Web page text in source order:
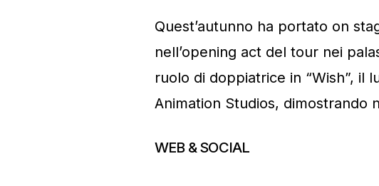
Quest’autunno ha portato on
nell’opening act del tour nei
ruolo di doppiatrice in “Wish”, il
Animation Studios, dimostrando
WEB & SOCIAL